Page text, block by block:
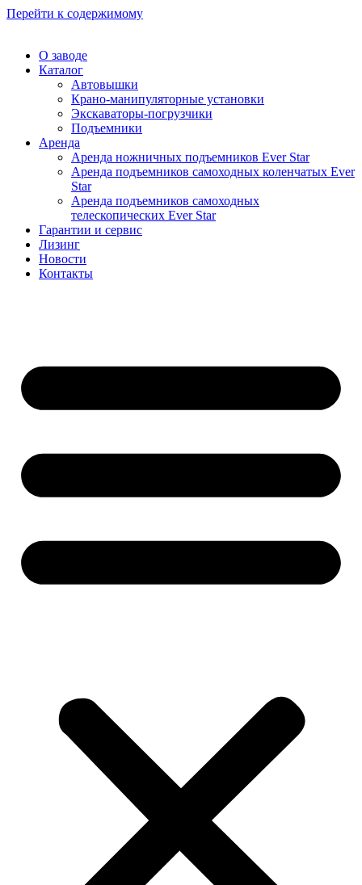
Перейти к содержимому
О заводе
Каталог
Автовышки
Крано-манипуляторные установки
Экскаваторы-погрузчики
Подъемники
Аренда
Аренда ножничных подъемников Ever Star
Аренда подъемников самоходных коленчатых Ever
Star
Аренда подъемников самоходных
телескопических Ever Star
Гарантии и сервис
Лизинг
Новости
Контакты